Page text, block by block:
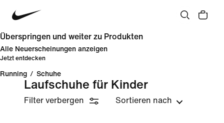
Überspringen und weiter zu Produkten
Alle Neuerscheinungen anzeigen
Jetzt entdecken
Running / Schuhe
Laufschuhe für Kinder
Filter verbergen Sortieren nach